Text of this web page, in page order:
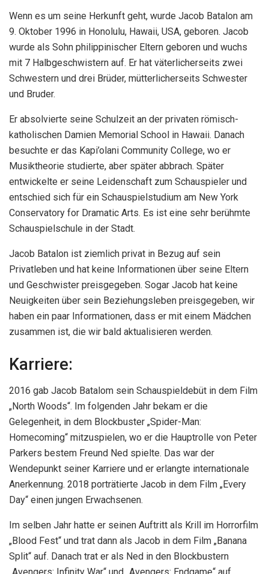
Wenn es um seine Herkunft geht, wurde Jacob Batalon am
9. Oktober 1996 in Honolulu, Hawaii, USA, geboren. Jacob
wurde als Sohn philippinischer Eltern geboren und wuchs
mit 7 Halbgeschwistern auf. Er hat väterlicherseits zwei
Schwestern und drei Brüder, mütterlicherseits Schwester
und Bruder.
Er absolvierte seine Schulzeit an der privaten römisch-
katholischen Damien Memorial School in Hawaii. Danach
besuchte er das Kapi’olani Community College, wo er
Musiktheorie studierte, aber später abbrach. Später
entwickelte er seine Leidenschaft zum Schauspieler und
entschied sich für ein Schauspielstudium am New York
Conservatory for Dramatic Arts. Es ist eine sehr berühmte
Schauspielschule in der Stadt.
Jacob Batalon ist ziemlich privat in Bezug auf sein
Privatleben und hat keine Informationen über seine Eltern
und Geschwister preisgegeben. Sogar Jacob hat keine
Neuigkeiten über sein Beziehungsleben preisgegeben, wir
haben ein paar Informationen, dass er mit einem Mädchen
zusammen ist, die wir bald aktualisieren werden.
Karriere:
2016 gab Jacob Batalom sein Schauspieldebüt in dem Film
„North Woods“. Im folgenden Jahr bekam er die
Gelegenheit, in dem Blockbuster „Spider-Man:
Homecoming“ mitzuspielen, wo er die Hauptrolle von Peter
Parkers bestem Freund Ned spielte. Das war der
Wendepunkt seiner Karriere und er erlangte internationale
Anerkennung. 2018 porträtierte Jacob in dem Film „Every
Day“ einen jungen Erwachsenen.
Im selben Jahr hatte er seinen Auftritt als Krill im Horrorfilm
„Blood Fest“ und trat dann als Jacob in dem Film „Banana
Split“ auf. Danach trat er als Ned in den Blockbustern